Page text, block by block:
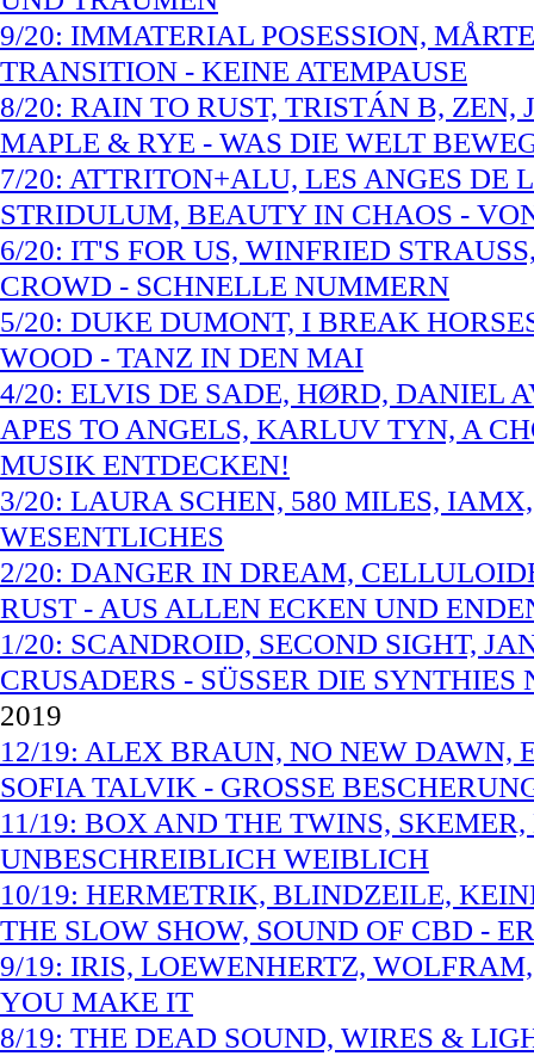
9/20: IMMATERIAL POSESSION,
TRANSITION - KEINE ATEMPAUSE
8/20: RAIN TO RUST, TRISTÁN B,
MAPLE & RYE - WAS DIE WELT
7/20: ATTRITON+ALU, LES ANGES DE
STRIDULUM, BEAUTY IN CHAOS -
6/20: IT'S FOR US, WINFRIED
CROWD - SCHNELLE NUMMERN
5/20: DUKE DUMONT, I BREAK
WOOD - TANZ IN DEN MAI
4/20: ELVIS DE SADE, HØRD, DANIEL
APES TO ANGELS, KARLUV TYN, A
MUSIK ENTDECKEN!
3/20: LAURA SCHEN, 580 MILES,
WESENTLICHES
2/20: DANGER IN DREAM,
RUST - AUS ALLEN ECKEN UND
1/20: SCANDROID, SECOND SIGHT,
CRUSADERS - SÜSSER DIE
2019
12/19: ALEX BRAUN, NO NEW DAWN,
SOFIA TALVIK - GROSSE
11/19: BOX AND THE TWINS,
UNBESCHREIBLICH WEIBLICH
10/19: HERMETRIK, BLINDZEILE,
THE SLOW SHOW, SOUND OF CBD -
9/19: IRIS, LOEWENHERTZ,
YOU MAKE IT
8/19: THE DEAD SOUND, WIRES &